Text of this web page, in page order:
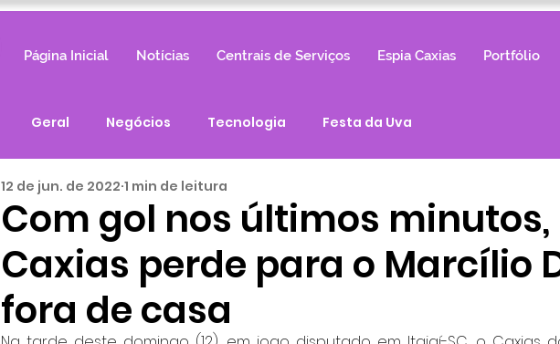
Página Inicial Notícias Centrais de Serviços Espia Caxias Portfólio
Geral Negócios Tecnologia Festa da Uva
Com gol nos últimos minutos,
Caxias perde para o Marcílio
fora de casa
12 de jun. de 2022 1 min de leitura